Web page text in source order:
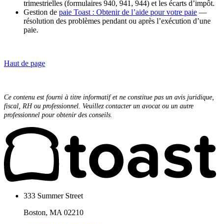
trimestrielles (formulaires 940, 941, 944) et les écarts d’impôt.
Gestion de paie Toast : Obtenir de l’aide pour votre paie —
résolution des problèmes pendant ou après l’exécution d’une
paie.
Haut de page
Ce contenu est fourni à titre informatif et ne constitue pas un avis juridique,
fiscal, RH ou professionnel. Veuillez contacter un avocat ou un autre
professionnel pour obtenir des conseils.
333 Summer Street
Boston, MA 02210